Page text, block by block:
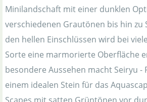
Minilandschaft mit einer dunklen
verschiedenen Grautönen bis hin zu
den hellen Einschlüssen wird bei
Sorte eine marmorierte Oberfläche
besondere Aussehen macht Seiryu -
einem idealen Stein für das